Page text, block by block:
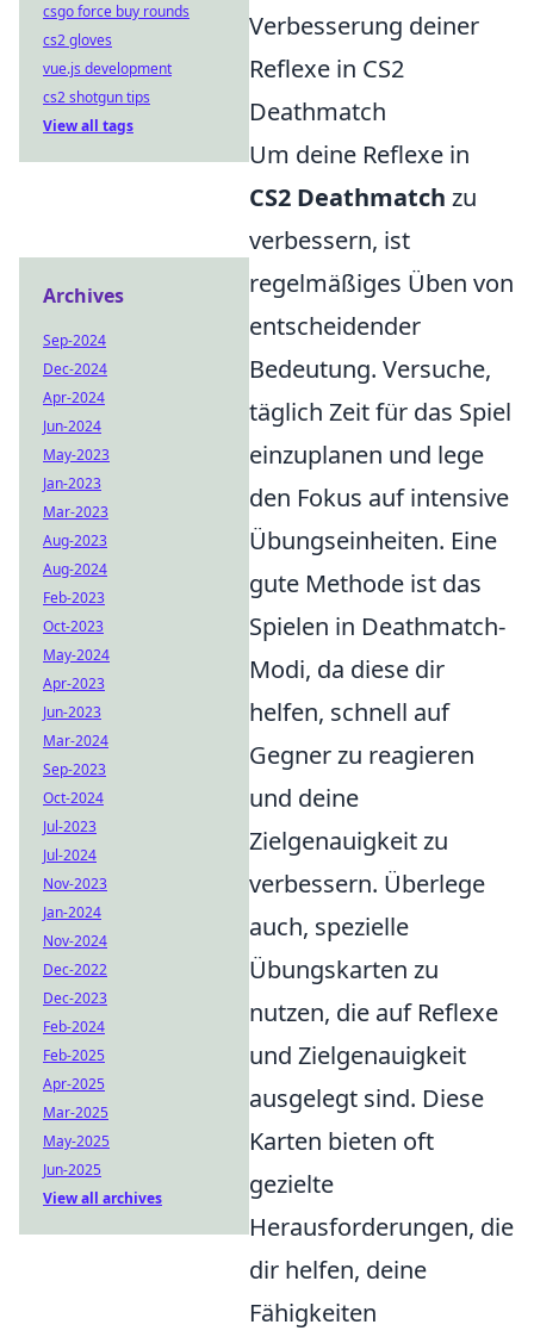
Verbesserung deiner
Reflexe in CS2
Deathmatch
Um deine Reflexe in
CS2 Deathmatch zu
verbessern, ist
regelmäßiges Üben von
entscheidender
Bedeutung. Versuche,
täglich Zeit für das Spiel
einzuplanen und lege
den Fokus auf intensive
Übungseinheiten. Eine
gute Methode ist das
Spielen in Deathmatch-
Modi, da diese dir
helfen, schnell auf
Gegner zu reagieren
und deine
Zielgenauigkeit zu
verbessern. Überlege
auch, spezielle
Übungskarten zu
nutzen, die auf Reflexe
und Zielgenauigkeit
ausgelegt sind. Diese
Karten bieten oft
gezielte
Herausforderungen, die
dir helfen, deine
Fähigkeiten
csgo force buy rounds
cs2 gloves
vue.js development
cs2 shotgun tips
View all tags
Archives
Sep-2024
Dec-2024
Apr-2024
Jun-2024
May-2023
Jan-2023
Mar-2023
Aug-2023
Aug-2024
Feb-2023
Oct-2023
May-2024
Apr-2023
Jun-2023
Mar-2024
Sep-2023
Oct-2024
Jul-2023
Jul-2024
Nov-2023
Jan-2024
Nov-2024
Dec-2022
Dec-2023
Feb-2024
Feb-2025
Apr-2025
Mar-2025
May-2025
Jun-2025
View all archives